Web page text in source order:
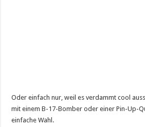
Oder einfach nur, weil es verdammt cool
mit einem B-17-Bomber oder einer Pin-Up-
einfache Wahl.